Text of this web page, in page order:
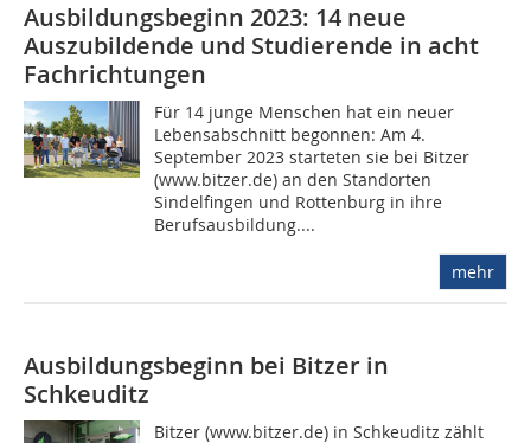
Ausbildungsbeginn 2023: 14 neue
Auszubildende und Studierende in acht
Fachrichtungen
Für 14 junge Menschen hat ein neuer
Lebensabschnitt begonnen: Am 4.
September 2023 starteten sie bei Bitzer
(www.bitzer.de) an den Standorten
Sindelfingen und Rottenburg in ihre
Berufsausbildung....
mehr
Ausbildungsbeginn bei Bitzer in
Schkeuditz
Bitzer (www.bitzer.de) in Schkeuditz zählt